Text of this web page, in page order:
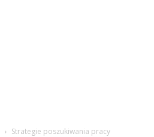
Strategie poszukiwania pracy